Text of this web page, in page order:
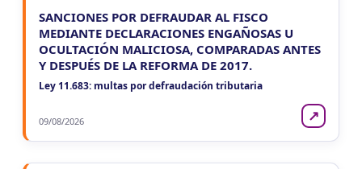
SANCIONES POR DEFRAUDAR AL FISCO
MEDIANTE DECLARACIONES ENGAÑOSAS U
OCULTACIÓN MALICIOSA, COMPARADAS ANTES
Y DESPUÉS DE LA REFORMA DE 2017.
Ley 11.683: multas por defraudación tributaria
09/08/2026 ↗